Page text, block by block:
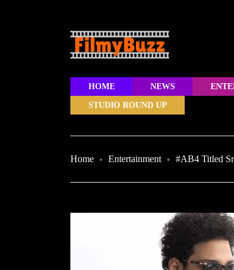
HOME NEWS
STUDIO ROUND UP
Home Entertainment #AB4 Titled